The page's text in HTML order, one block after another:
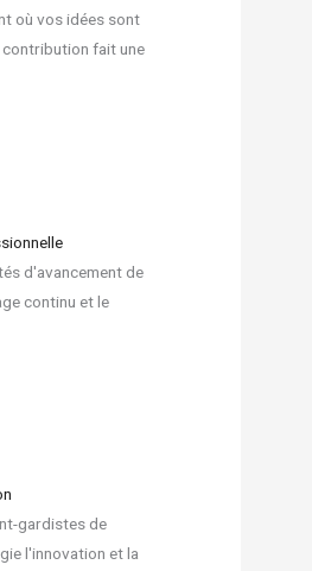
où vos idées sont
fait une
d'avancement de
continu et le
gardistes de
l'innovation et la